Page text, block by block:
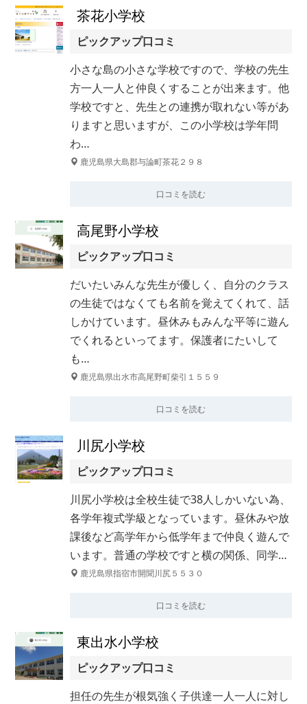
茶花小学校
ピックアップ口コミ
小さな島の小さな学校ですので、学校の先生
方一人一人と仲良くすることが出来ます。他
学校ですと、先生との連携が取れない等があ
りますと思いますが、この小学校は学年問
わ…
鹿児島県大島郡与論町茶花２９８
口コミを読む
高尾野小学校
ピックアップ口コミ
だいたいみんな先生が優しく、自分のクラス
の生徒ではなくても名前を覚えてくれて、話
しかけています。昼休みもみんな平等に遊ん
でくれるといってます。保護者にたいして
も…
鹿児島県出水市高尾野町柴引１５５９
口コミを読む
川尻小学校
ピックアップ口コミ
川尻小学校は全校生徒で38人しかいない為、
各学年複式学級となっています。昼休みや放
課後など高学年から低学年まで仲良く遊んで
います。普通の学校ですと横の関係、同学…
鹿児島県指宿市開聞川尻５５３０
口コミを読む
東出水小学校
ピックアップ口コミ
担任の先生が根気強く子供達一人一人に対し